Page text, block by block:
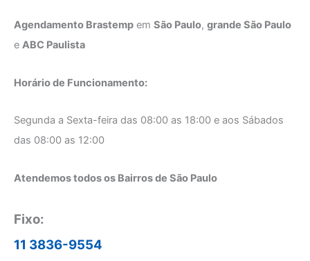
Agendamento Brastemp em São Paulo, grande São Paulo
e ABC Paulista
Horário de Funcionamento:
Segunda a Sexta-feira das 08:00 as 18:00 e aos Sábados
das 08:00 as 12:00
Atendemos todos os Bairros de São Paulo
Fixo:
11 3836-9554